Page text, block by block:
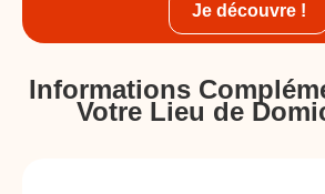
Je découvre !
Informations
Votre Lieu de